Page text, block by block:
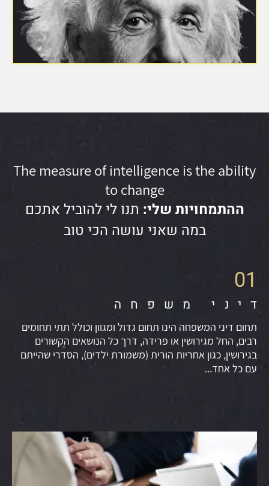
The measure of intelligence is the ability
to change
ההתמחויות שלי: תנו לי להוביל אתכם
במה שאני עושה הכי טוב
01
דיני משפחה
תחום דיני המשפחה הינו תחום גדול ומגוון וכולל תתי תחומים
רבים, החל מגירושין או פרידה, דרך כל הנושאים הקשורים
בגירושין, כגון אחריות הורית (משמורת ילדים), הסדרי שהייתם
עם כל אחד...